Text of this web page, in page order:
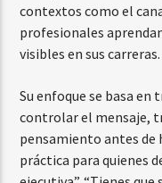
contextos como el
profesionales
visibles en sus carreras.
Su enfoque se basa
controlar el mensaje,
pensamiento antes de
práctica para quienes